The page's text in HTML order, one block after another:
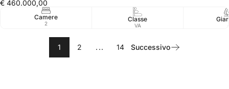
€ 460.000,00
Camere
2
Classe
VA
1 2 ... 14 Successivo